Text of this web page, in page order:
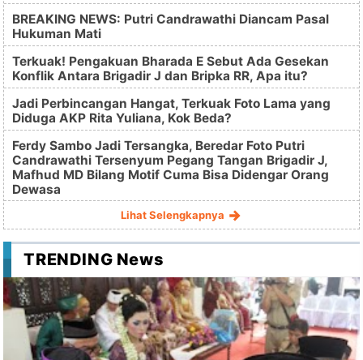
BREAKING NEWS: Putri Candrawathi Diancam Pasal
Hukuman Mati
Terkuak! Pengakuan Bharada E Sebut Ada Gesekan
Konflik Antara Brigadir J dan Bripka RR, Apa itu?
Jadi Perbincangan Hangat, Terkuak Foto Lama yang
Diduga AKP Rita Yuliana, Kok Beda?
Ferdy Sambo Jadi Tersangka, Beredar Foto Putri
Candrawathi Tersenyum Pegang Tangan Brigadir J,
Mafhud MD Bilang Motif Cuma Bisa Didengar Orang
Dewasa
Lihat Selengkapnya
TRENDING News